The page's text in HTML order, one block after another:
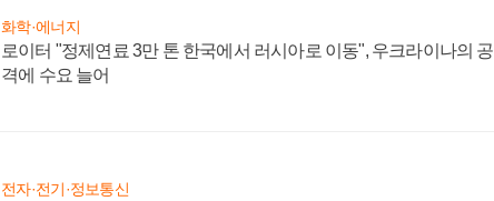
화학·에너지
로이터 "정제연료 3만 톤 한국에서 러시아로 이동", 우크라이나의 공
격에 수요 늘어
전자·전기·정보통신